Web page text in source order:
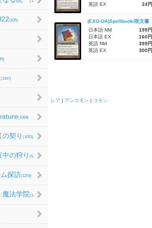
(835)
(1347)
(1069)
契り (1053)
の狩り (986)
探訪(1254)
魔法学院(1214)
英語 EX
24円
(EXO-UA)Spellbook/呪文書
日本語 NM
199円
日本語 EX
160円
英語 NM
399円
英語 EX
300円
レア | アンコモン | コモン